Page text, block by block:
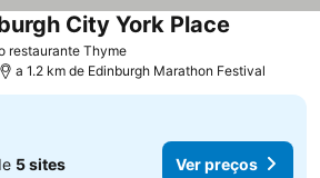
restaurante Thyme
City York Place
a 1.2 km de Edinburgh Marathon Festival
5 sites Ver preços